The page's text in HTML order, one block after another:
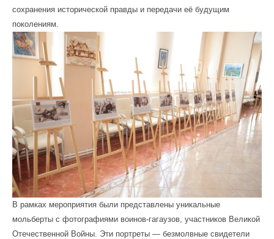
сохранения исторической правды и передачи её будущим
поколениям.
В рамках мероприятия были представлены уникальные
мольберты с фотографиями воинов-гагаузов, участников Великой
Отечественной Войны. Эти портреты — безмолвные свидетели